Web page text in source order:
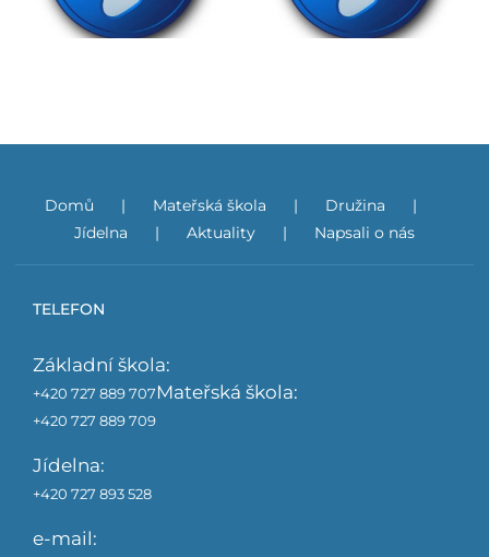
2026/2027
Domů Mateřská škola
Družina
Jídelna
Aktuality Napsali o nás
TELEFON
Základní škola:
+420 727 889 707Mateřská škola:
+420 727 889 709
Jídelna:
+420 727 893 528
e-mail: